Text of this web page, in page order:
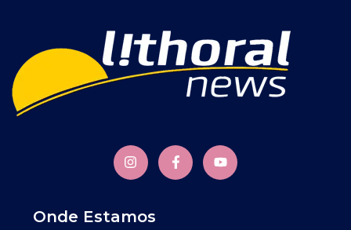
Onde Estamos